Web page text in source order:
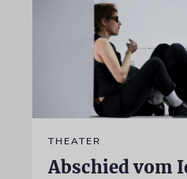
THEATER
Abschied vom